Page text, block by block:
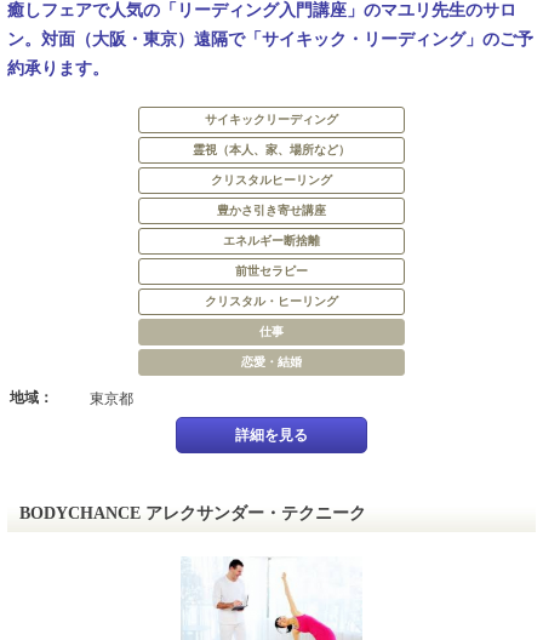
癒しフェアで人気の「リーディング入門講座」のマユリ先生のサロ
ン。対面（大阪・東京）遠隔で「サイキック・リーディング」のご予
約承ります。
サイキックリーディング
霊視（本人、家、場所など）
クリスタルヒーリング
豊かさ引き寄せ講座
エネルギー断捨離
前世セラピー
クリスタル・ヒーリング
仕事
恋愛・結婚
地域： 東京都
詳細を見る
BODYCHANCE アレクサンダー・テクニーク